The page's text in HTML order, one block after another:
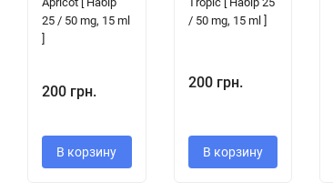
25 / 50 mg, 15 ml
200 грн.
В корзину
/ 50 mg, 15 ml ]
200 грн.
В корзину